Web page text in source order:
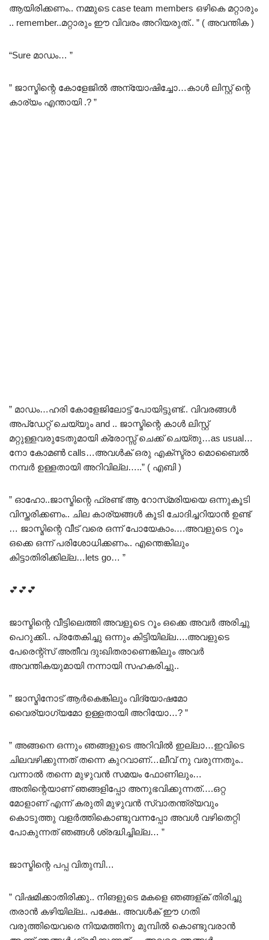
ആയിരിക്കണം.. നമ്മുടെ case team members ഒഴികെ മറ്റാരും
.. remember..മറ്റാരും ഈ വിവരം അറിയരുത്.. ” ( അവന്തിക )
“Sure മാഡം… ”
” ജാസ്മിന്റെ കോളേജിൽ അന്യോഷിച്ചോ…കാൾ ലിസ്റ്റ് ന്റെ
കാര്യം എന്തായി .? ”
” മാഡം…ഹരി കോളേജിലോട്ട് പോയിട്ടുണ്ട്.. വിവരങ്ങൾ
അപ്ഡേറ്റ് ചെയ്യും and .. ജാസ്മിന്റെ കാൾ ലിസ്റ്റ്
മറ്റുള്ളവരുടേതുമായി ക്രോസ്സ് ചെക്ക് ചെയ്തു…as usual…
നോ കോമൺ calls…അവൾക് ഒരു എക്സ്ട്രാ മൊബൈൽ
നമ്പർ ഉള്ളതായി അറിവില്ല…..” ( എബി )
” ഓഹോ..ജാസ്മിന്റെ ഫ്രണ്ട് ആ റോസ്‌മരിയയെ ഒന്നുകൂടി
വിസ്തരിക്കണം.. ചില കാര്യങ്ങൾ കൂടി ചോദിച്ചറിയാൻ ഉണ്ട്
… ജാസ്മിന്റെ വീട് വരെ ഒന്ന് പോയേകാം….അവളുടെ റൂം
ഒക്കെ ഒന്ന് പരിശോധിക്കണം.. എന്തെങ്കിലും
കിട്ടാതിരിക്കില്ല…lets go… ”
💕💕💕
ജാസ്മിന്റെ വീട്ടിലെത്തി അവളുടെ റൂം ഒക്കെ അവർ അരിച്ചു
പെറുക്കി.. പ്രതേകിച്ചു ഒന്നും കിട്ടിയില്ല….അവളുടെ
പേരെന്റ്സ് അതീവ ദുഃഖിതരാണെങ്കിലും അവർ
അവന്തികയുമായി നന്നായി സഹകരിച്ചു..
” ജാസ്മിനോട് ആർകെങ്കിലും വിദ്യോഷമോ
വൈര്യാഗ്യമോ ഉള്ളതായി അറിയോ…? ”
” അങ്ങനെ ഒന്നും ഞങ്ങളുടെ അറിവിൽ ഇല്ലാ…ഇവിടെ
ചിലവഴിക്കുന്നത് തന്നെ കുറവാണ്…ലീവ് നു വരുന്നതും..
വന്നാൽ തന്നെ മുഴുവൻ സമയം ഫോണിലും…
അതിന്റെയാണ് ഞങ്ങളിപ്പോ അനുഭവിക്കുന്നത്….ഒറ്റ
മോളാണ് എന്ന് കരുതി മുഴുവൻ സ്വാതന്ത്ര്യവും
കൊടുത്തു വളർത്തികൊണ്ടുവന്നപ്പോ അവൾ വഴിതെറ്റി
പോകുന്നത് ഞങ്ങൾ ശ്രദ്ധിച്ചില്ല… ”
ജാസ്മിന്റെ പപ്പ വിതുമ്പി…
” വിഷമിക്കാതിരിക്കു.. നിങളുടെ മകളെ ഞങ്ങള്ക് തിരിച്ചു
തരാൻ കഴിയില്ല.. പക്ഷേ.. അവൾക് ഈ ഗതി
വരുത്തിയെവരെ നിയമത്തിനു മുമ്പിൽ കൊണ്ടുവരാൻ